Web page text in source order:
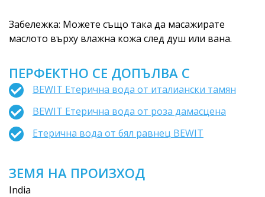
Забележка: Можете също така да масажирате
маслото върху влажна кожа след душ или вана.
ПЕРФЕКТНО СЕ ДОПЪЛВА С
BEWIT Етерична вода от италиански тамян
BEWIT Етерична вода от роза дамасцена
Етерична вода от бял равнец BEWIT
ЗЕМЯ НА ПРОИЗХОД
India